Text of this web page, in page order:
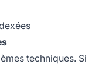
techniques. Si